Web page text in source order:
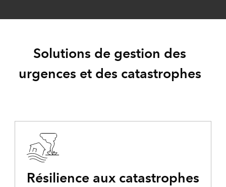
Solutions de gestion des
urgences et des catastrophes
Résilience aux catastrophes